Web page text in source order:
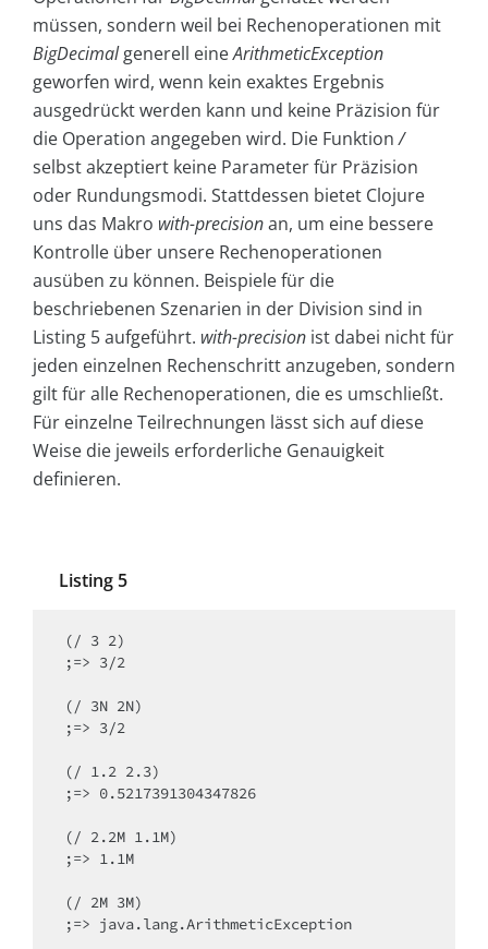
müssen, sondern weil bei Rechenoperationen mit
BigDecimalgenerell eineArithmeticException
geworfen wird, wenn kein exaktes Ergebnis
ausgedrückt werden kann und keine Präzision für
die Operation angegeben wird. Die Funktion/
selbst akzeptiert keine Parameter für Präzision
oder Rundungsmodi. Stattdessen bietet Clojure
uns das Makro with-precisionan, um eine bessere
Kontrolle über unsere Rechenoperationen
ausüben zu können. Beispiele für die
beschriebenen Szenarien in der Division sind in
Listing 5 aufgeführt. with-precision ist dabei nicht für
jeden einzelnen Rechenschritt anzugeben, sondern
gilt für alle Rechenoperationen, die es umschließt.
Für einzelne Teilrechnungen lässt sich auf diese
Weise die jeweils erforderliche Genauigkeit
definieren.
Listing 5
(/ 3 2)
;=> 3/2
(/ 3N 2N)
;=> 3/2
(/ 1.2 2.3)
;=> 0.5217391304347826
(/ 2.2M 1.1M)
;=> 1.1M
(/ 2M 3M)
;=> java.lang.ArithmeticException